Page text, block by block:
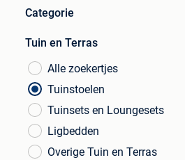
Categorie
Tuin en Terras
Alle zoekertjes
Tuinstoelen
Tuinsets en Loungesets
Ligbedden
Overige Tuin en Terras